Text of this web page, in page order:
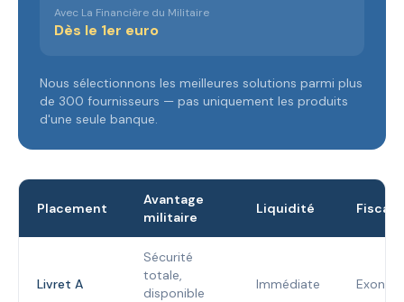
Avec La Financière du Militaire
Dès le 1er euro
Nous sélectionnons les meilleures solutions parmi plus
de 300 fournisseurs — pas uniquement les produits
d'une seule banque.
Placement
Avantage
militaire
Liquidité
Livret A
Sécurité
totale,
disponible
Immédiate Exonéré